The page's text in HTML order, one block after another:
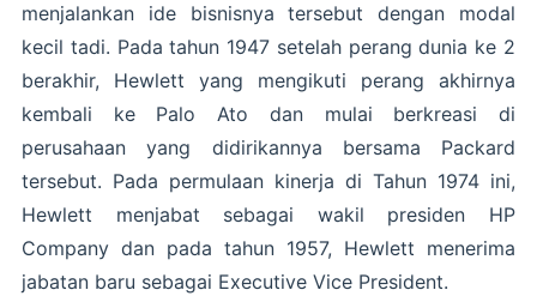
menjalankan ide bisnisnya tersebut dengan modal
kecil tadi. Pada tahun 1947 setelah perang dunia ke 2
berakhir, Hewlett yang mengikuti perang akhirnya
kembali ke Palo Ato dan mulai berkreasi di
perusahaan yang didirikannya bersama Packard
tersebut. Pada permulaan kinerja di Tahun 1974 ini,
Hewlett menjabat sebagai wakil presiden HP
Company dan pada tahun 1957, Hewlett menerima
jabatan baru sebagai Executive Vice President.